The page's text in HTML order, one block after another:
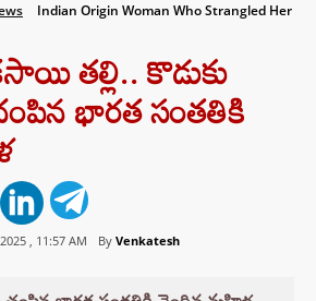
Indian Origin Woman Who Strangled Her
తల్లి.. కొడుకు
భారత సంతతికి
, 11:57 AM By Venkatesh